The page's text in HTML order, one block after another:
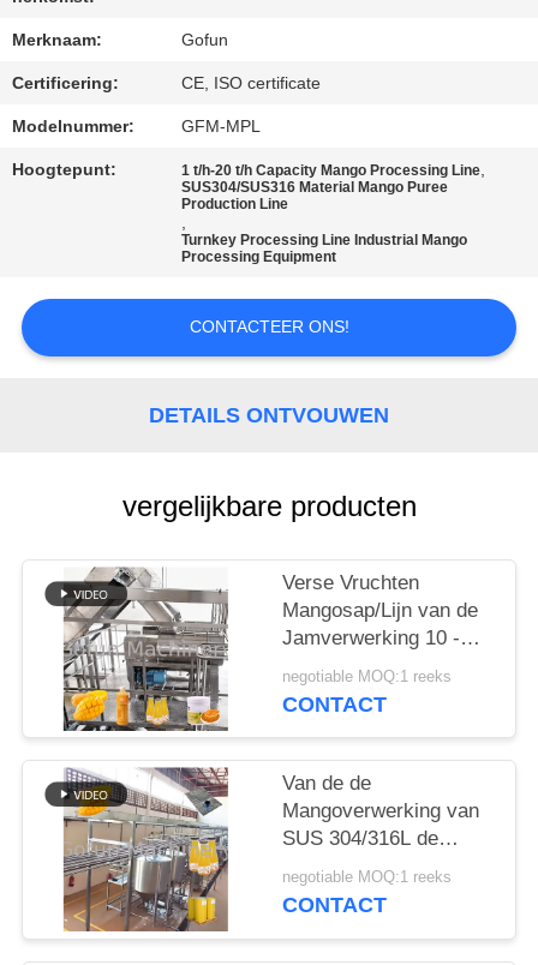
FABRIEKSREIS
KWALITEITSCONTROLE
CONTACTEER
NIEUWS
CITAAT
SITEMAP
PRIVACYBELEID
Merknaam: Gofun
Certificering: CE, ISO certificate
Modelnummer: GFM-MPL
Hoogtepunt: 1 t/h-20 t/h Capacity Mango Processing Line,
SUS304/SUS316 Material Mango Puree
Production Line
,
Turnkey Processing Line Industrial Mango
Processing Equipment
CONTACTEER ONS!
DETAILS ONTVOUWEN
vergelijkbare producten
Verse Vruchten
Mangosap/Lijn van de
Jamverwerking 10 -
200T/D
negotiable MOQ:1 reeks
CONTACT
Van de de
Mangoverwerking van
SUS 304/316L de
Machine Aseptische
Zakken 10 - 100T/D
negotiable MOQ:1 reeks
CONTACT